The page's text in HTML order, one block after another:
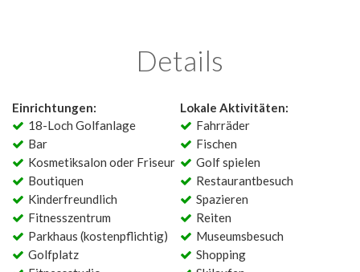
Details
Einrichtungen:
18-Loch Golfanlage
Bar
Kosmetiksalon oder Friseur
Boutiquen
Kinderfreundlich
Fitnesszentrum
Parkhaus (kostenpflichtig)
Golfplatz
Lokale Aktivitäten:
Fahrräder
Fischen
Golf spielen
Restaurantbesuch
Spazieren
Reiten
Museumsbesuch
Shopping